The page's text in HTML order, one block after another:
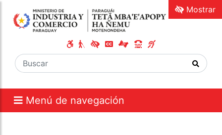
Menú de navegación
Mostrar